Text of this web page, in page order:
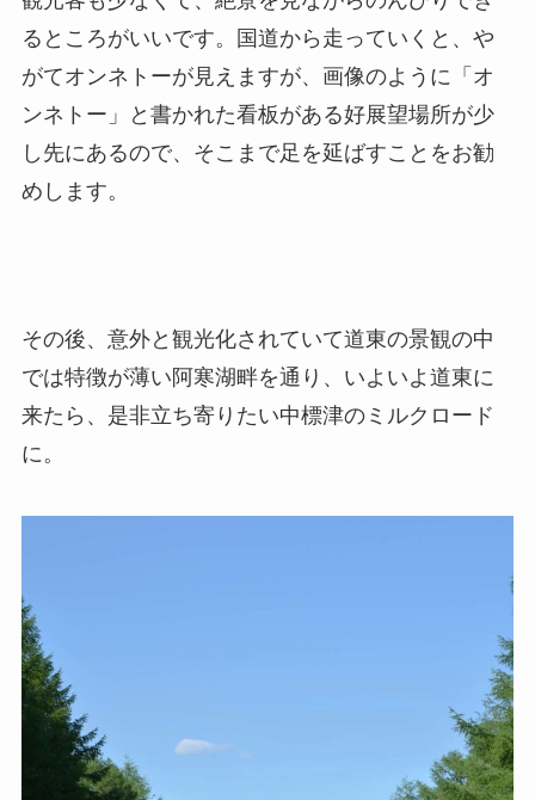
るところがいいです。国道から走っていくと、や
がてオンネトーが見えますが、画像のように「オ
ンネトー」と書かれた看板がある好展望場所が少
し先にあるので、そこまで足を延ばすことをお勧
めします。
その後、意外と観光化されていて道東の景観の中
では特徴が薄い阿寒湖畔を通り、いよいよ道東に
来たら、是非立ち寄りたい中標津のミルクロード
に。